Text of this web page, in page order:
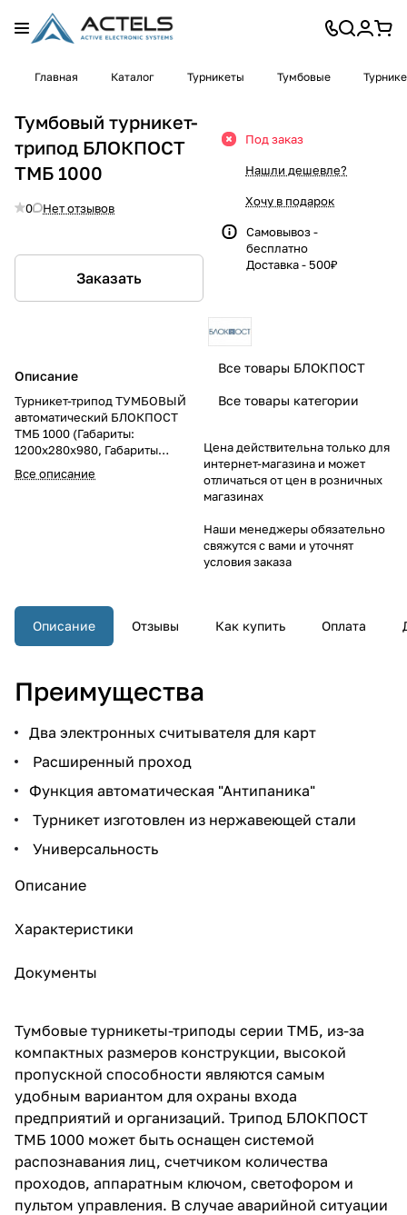
Главная Каталог Турникеты Тумбовые
Тумбовый турникет-
трипод БЛОКПОСТ
ТМБ 1000
0 Нет отзывов
Заказать
Описание
Турникет-трипод ТУМБОВЫЙ
автоматический БЛОКПОСТ
ТМБ 1000 (Габариты:
1200х280х980, Габариты
упаковки: 1280х360х1025 мм),
"антипаника" Исполнение:
плате управления", экспортная
упаковка
Все описание
Под заказ
Нашли дешевле?
Хочу в подарок
Самовывоз -
бесплатно
Доставка - 500₽
Все товары БЛОКПОСТ
Все товары категории
Цена действительна только для
интернет-магазина и может
отличаться от цен в розничных
магазинах
Наши менеджеры обязательно
свяжутся с вами и уточнят
условия заказа
Описание Отзывы Как купить Оплата
Преимущества
Два электронных считывателя для карт
Расширенный проход
Функция автоматическая "Антипаника"
Турникет изготовлен из нержавеющей стали
Универсальность
Описание
Характеристики
Документы
Тумбовые турникеты-триподы серии ТМБ, из-за
компактных размеров конструкции, высокой
пропускной способности являются самым
удобным вариантом для охраны входа
предприятий и организаций. Трипод БЛОКПОСТ
ТМБ 1000 может быть оснащен системой
распознавания лиц, счетчиком количества
проходов, аппаратным ключом, светофором и
пультом управления. В случае аварийной ситуации